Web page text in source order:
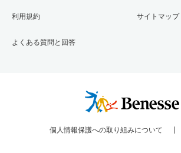
利用規約
よくある質問と回答
サイトマップ
個人情報保護への取り組みについて